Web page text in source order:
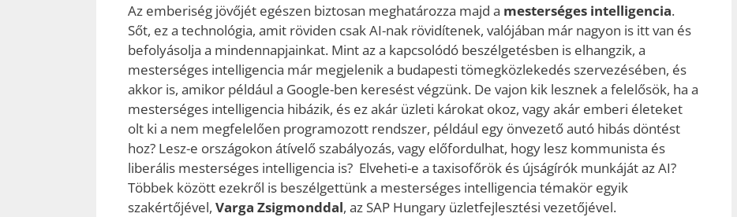
Az emberiség jövőjét egészen biztosan meghatározza majd a mesterséges intelligencia.
Sőt, ez a technológia, amit röviden csak AI-nak rövidítenek, valójában már nagyon is itt van és
befolyásolja a mindennapjainkat. Mint az a kapcsolódó beszélgetésben is elhangzik, a
mesterséges intelligencia már megjelenik a budapesti tömegközlekedés szervezésében, és
akkor is, amikor például a Google-ben keresést végzünk. De vajon kik lesznek a felelősök, ha a
mesterséges intelligencia hibázik, és ez akár üzleti károkat okoz, vagy akár emberi életeket
olt ki a nem megfelelően programozott rendszer, például egy önvezető autó hibás döntést
hoz? Lesz-e országokon átívelő szabályozás, vagy előfordulhat, hogy lesz kommunista és
liberális mesterséges intelligencia is? Elveheti-e a taxisofőrök és újságírók munkáját az AI?
Többek között ezekről is beszélgettünk a mesterséges intelligencia témakör egyik
szakértőjével, Varga Zsigmonddal, az SAP Hungary üzletfejlesztési vezetőjével.